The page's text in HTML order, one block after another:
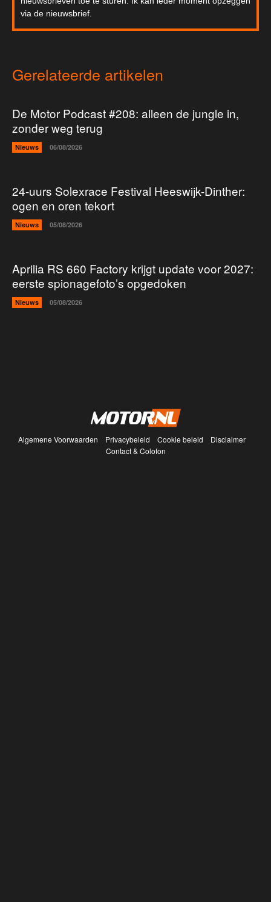
via de nieuwsbrief.
Gerelateerde artikelen
De Motor Podcast #208: alleen de jungle in,
zonder weg terug
Nieuws 06/08/2026
24-uurs Solexrace Festival Heeswijk-Dinther:
ogen en oren tekort
Nieuws 05/08/2026
Aprilia RS 660 Factory krijgt update voor 2027:
eerste spionagefoto’s opgedoken
Nieuws 05/08/2026
Algemene Voorwaarden Privacybeleid Cookie beleid
Disclaimer
Contact & Colofon